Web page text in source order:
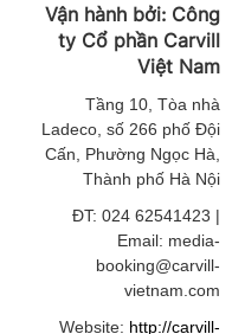
Vận hành bởi: Công
ty Cổ phần Carvill
Việt Nam
Tầng 10, Tòa nhà
Ladeco, số 266 phố Đội
Cấn, Phường Ngọc Hà,
Thành phố Hà Nội
ĐT: 024 62541423 |
Email: media-
booking@carvill-
vietnam.com
Website: http://carvill-